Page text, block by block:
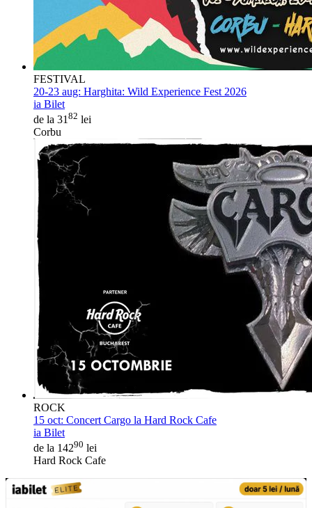
FESTIVAL
20-23 aug: Harghita: Wild Experience Fest 2026
ia Bilet
de la 31 82 lei
Corbu
ROCK
15 oct: Concert Cargo la Hard Rock Cafe
ia Bilet
de la 14290 lei
Hard Rock Cafe